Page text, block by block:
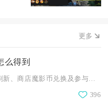
更多
么得到
暗影令牌主要通过每周系统自动刷新、商店魔影币兑换及参与烽火十...
396